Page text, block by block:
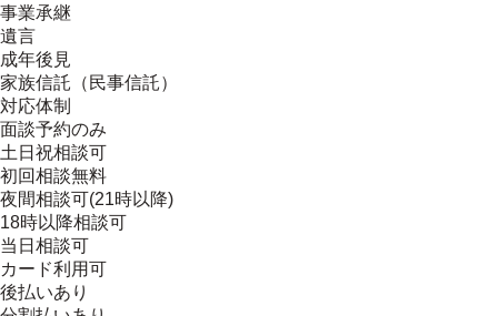
事業承継
遺言
成年後見
家族信託（民事信託）
対応体制
面談予約のみ
土日祝相談可
初回相談無料
夜間相談可(21時以降)
18時以降相談可
当日相談可
カード利用可
後払いあり